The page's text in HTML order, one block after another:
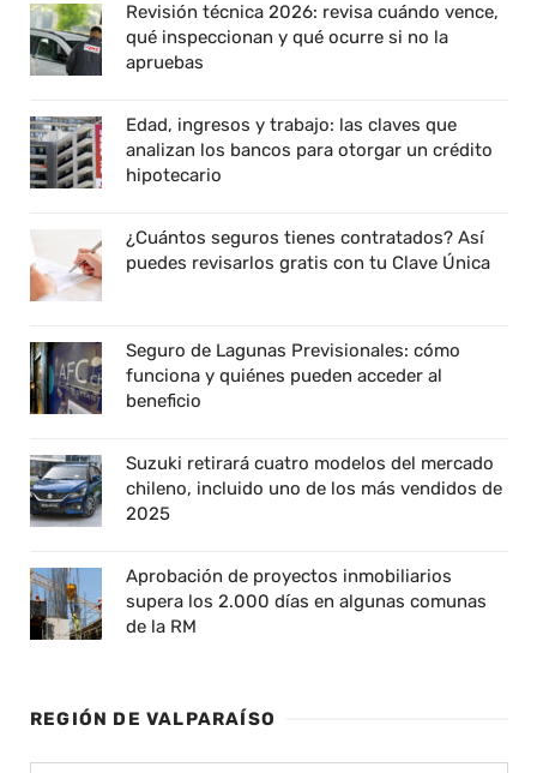
Revisión técnica 2026: revisa cuándo vence,
qué inspeccionan y qué ocurre si no la
apruebas
Edad, ingresos y trabajo: las claves que
analizan los bancos para otorgar un crédito
hipotecario
¿Cuántos seguros tienes contratados? Así
puedes revisarlos gratis con tu Clave Única
Seguro de Lagunas Previsionales: cómo
funciona y quiénes pueden acceder al
beneficio
Suzuki retirará cuatro modelos del mercado
chileno, incluido uno de los más vendidos de
2025
Aprobación de proyectos inmobiliarios
supera los 2.000 días en algunas comunas
de la RM
REGIÓN DE VALPARAÍSO